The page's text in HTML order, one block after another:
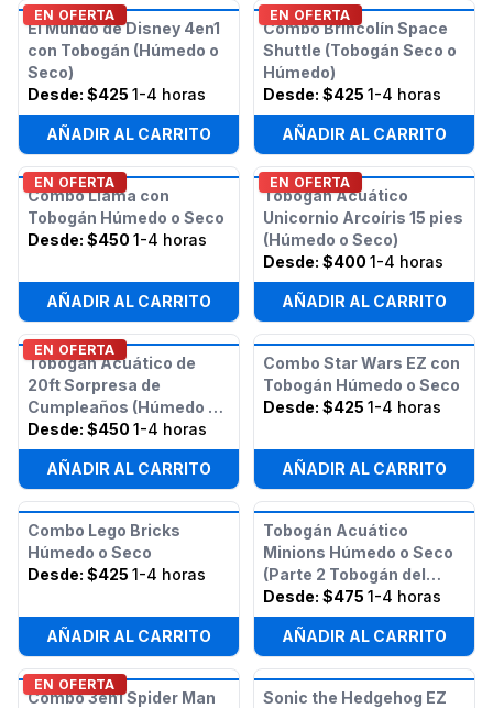
EN OFERTA
El Mundo de Disney 4en1
con Tobogán (Húmedo o
Seco)
Desde: $425 1-4 horas
AÑADIR AL CARRITO
EN OFERTA
Combo Brincolín Space
Shuttle (Tobogán Seco o
Húmedo)
Desde: $425 1-4 horas
AÑADIR AL CARRITO
EN OFERTA
Combo Llama con
Tobogán Húmedo o Seco
Desde: $450 1-4 horas
AÑADIR AL CARRITO
EN OFERTA
Tobogán Acuático
Unicornio Arcoíris 15 pies
(Húmedo o Seco)
Desde: $400 1-4 horas
AÑADIR AL CARRITO
EN OFERTA
Tobogán Acuático de
20ft Sorpresa de
Cumpleaños (Húmedo o
Seco)
Desde: $450 1-4 horas
AÑADIR AL CARRITO
Combo Star Wars EZ con
Tobogán Húmedo o Seco
Desde: $425 1-4 horas
AÑADIR AL CARRITO
Combo Lego Bricks
Húmedo o Seco
Desde: $425 1-4 horas
AÑADIR AL CARRITO
Tobogán Acuático
Minions Húmedo o Seco
(Parte 2 Tobogán del
Curso de Obstáculos de
50 pies Minions)
Desde: $475 1-4 horas
AÑADIR AL CARRITO
EN OFERTA
Combo 3en1 Spider Man
Sonic the Hedgehog EZ